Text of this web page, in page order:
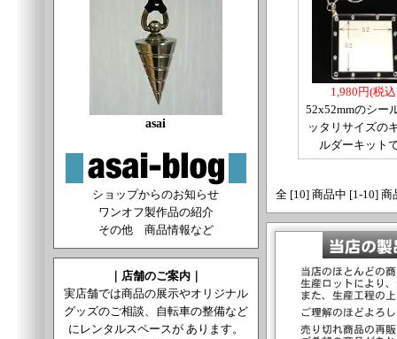
asai
ショップからのお知らせ
ワンオフ製作品の紹介
その他 商品情報など
｜店舗のご案内｜
実店舗では商品の展示やオリジナル
グッズのご相談、自転車の整備など
にレンタルスペースが あります。
1,980円(税
52x52mmのシー
ッタリサイズの
ルダーキット
全 [10] 商品中 [1-10]